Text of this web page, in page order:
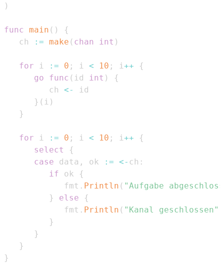
)
func main ( )
{
   ch
:= make ( chan int )
for i := 0 ; i < 10 ; i++
{
go
func ( id int )
{
         ch
<-
} ( i )
}
for i := 0 ; i < 10 ; i++
{
select
{
case data , ok := <- ch :
if ok
{
            fmt
. Println ( "Aufgabe
}
else
{
            fmt
. Println ( "Kanal geschlossen"
}
}
}
}